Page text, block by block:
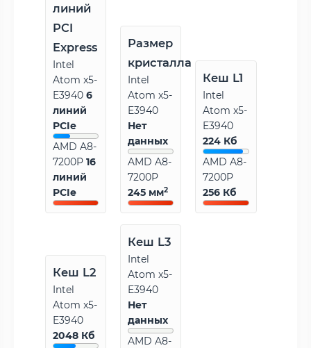
линий
PCI
Express
Intel
Atom x5-
E3940 6
линий
PCIe
AMD A8-
7200P 16
линий
PCIe
Размер
кристалла
Intel
Atom x5-
E3940
Нет
данных
AMD A8-
7200P
245 мм2
Кеш L1
Intel
Atom x5-
E3940
224 Кб
AMD A8-
7200P
256 Кб
Кеш L2
Intel
Atom x5-
E3940
2048 Кб
Кеш L3
Intel
Atom x5-
E3940
Нет
данных
AMD A8-